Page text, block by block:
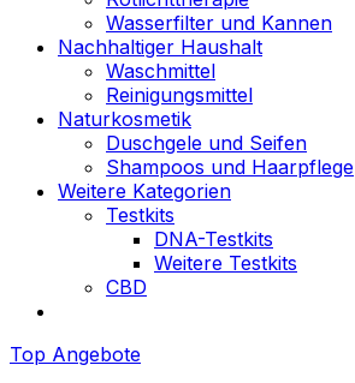
Wasserfilter und Kannen
Nachhaltiger Haushalt
Waschmittel
Reinigungsmittel
Naturkosmetik
Duschgele und Seifen
Shampoos und Haarpflege
Weitere Kategorien
Testkits
DNA-Testkits
Weitere Testkits
CBD
Top Angebote